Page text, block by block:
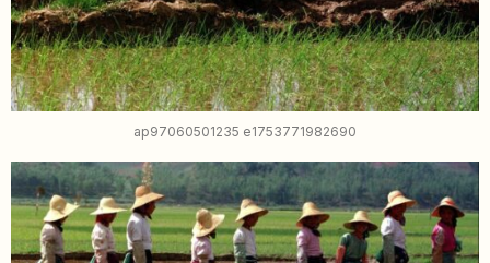
ap97060501235 e1753771982690